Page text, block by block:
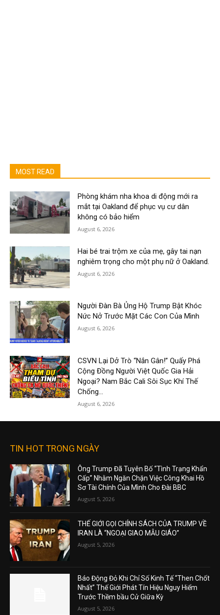
MOST READ
Phòng khám nha khoa di động mới ra
mắt tại Oakland để phục vụ cư dân
không có bảo hiểm
August 6, 2026
Hai bé trai trộm xe của mẹ, gây tai nạn
nghiêm trọng cho một phụ nữ ở Oakland.
August 6, 2026
Người Đàn Bà Ủng Hộ Trump Bật Khóc
Nức Nở Trước Mặt Các Con Của Mình
August 6, 2026
CSVN Lại Dở Trò “Nắn Gân!” Quấy Phá
Cộng Đồng Người Việt Quốc Gia Hải
Ngoại? Nam Bắc Cali Sôi Sục Khí Thế
Chống...
August 6, 2026
TIN HOT TRONG NGÀY
Ông Trump Đã Tuyên Bố “Tình Trạng Khẩn
Cấp” Nhằm Ngăn Chặn Việc Công Khai Hồ
Sơ Tài Chính Của Mình Cho Đài BBC
August 5, 2026
THẾ GIỚI GỌI CHÍNH SÁCH CỦA TRUMP VỀ
IRAN LÀ “NGOẠI GIAO MẪU GIÁO”
August 5, 2026
Báo Động Đỏ Khi Chỉ Số Kinh Tế “Then Chốt
Nhất” Thế Giới Phát Tín Hiệu Nguy Hiểm
Trước Thềm bầu Cử Giữa Kỳ
August 5, 2026